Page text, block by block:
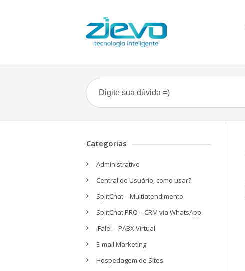
Categorias
Administrativo
Central do Usuário, como usar?
SplitChat – Multiatendimento
SplitChat PRO – CRM via WhatsApp
iFalei – PABX Virtual
E-mail Marketing
Hospedagem de Sites